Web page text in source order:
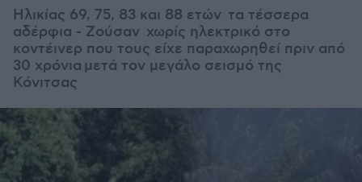
Ηλικίας 69, 75, 83 και 88 ετών τα τέσσερα
αδέρφια - Ζούσαν χωρίς ηλεκτρικό στο
κοντέινερ που τους είχε παραχωρηθεί πριν από
30 χρόνια μετά τον μεγάλο σεισμό της
Κόνιτσας